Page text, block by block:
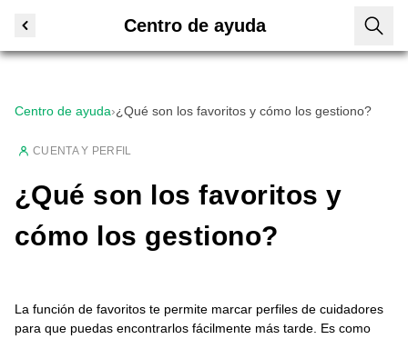
Centro de ayuda
Centro de ayuda›¿Qué son los favoritos y cómo los gestiono?
CUENTA Y PERFIL
¿Qué son los favoritos y
cómo los gestiono?
La función de favoritos te permite marcar perfiles de cuidadores
para que puedas encontrarlos fácilmente más tarde. Es como